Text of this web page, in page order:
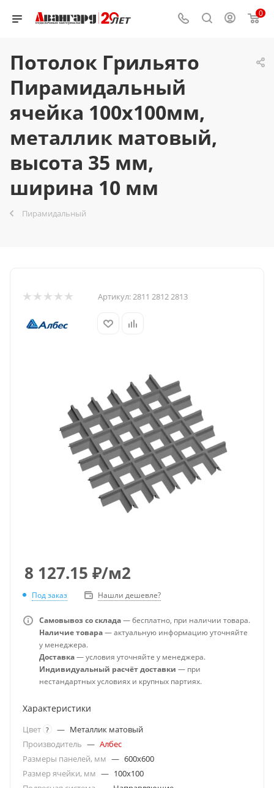
0
Потолок Грильято
Пирамидальный
ячейка 100х100мм,
металлик матовый,
высота 35 мм,
ширина 10 мм
Пирамидальный
Артикул:2811 2812 2813
8 127.15 ₽/м2
Под заказ Нашли дешевле?
Самовывоз со склада— бесплатно, при наличии товара.
Наличие товара— актуальную информацию уточняйте
у менеджера.
Доставка— условия уточняйте у менеджера.
Индивидуальный расчёт доставки — при
нестандартных условиях и крупных партиях.
Характеристики
Цвет ? — Металлик матовый
Производитель — Албес
Размеры панелей, мм — 600x600
Размер ячейки, мм — 100x100